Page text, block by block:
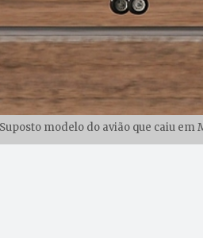
Suposto modelo do avião que caiu em